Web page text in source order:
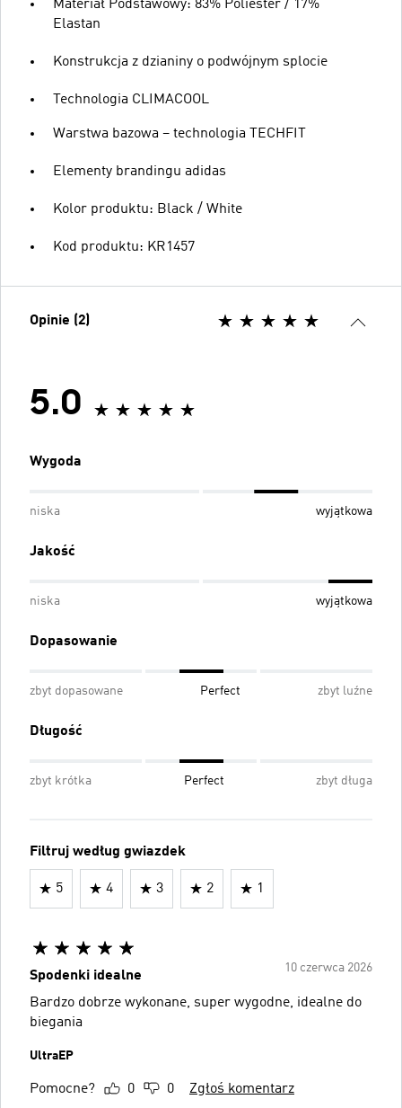
Materiał Podstawowy: 83% Poliester / 17%
Elastan
Konstrukcja z dzianiny o podwójnym splocie
Technologia CLIMACOOL
Warstwa bazowa – technologia TECHFIT
Elementy brandingu adidas
Kolor produktu: Black / White
Kod produktu: KR1457
Opinie (2)
5.0
Wygoda
niska wyjątkowa
Jakość
niska wyjątkowa
Dopasowanie
zbyt dopasowane Perfect zbyt luźne
Długość
zbyt krótka Perfect zbyt długa
Filtruj według gwiazdek
5 4 3 2 1
10 czerwca 2026
Spodenki idealne
Bardzo dobrze wykonane, super wygodne, idealne do
biegania
UltraEP
Pomocne? 0 0 Zgłoś komentarz